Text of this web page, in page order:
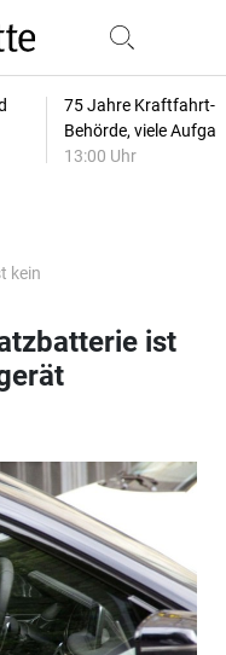
75 Jahre Kraftfahrt-
Behörde, viele
13:00 Uhr
kein
ist